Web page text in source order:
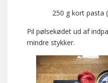
250 g kort pasta
Pil pølsekødet ud af
mindre stykker.